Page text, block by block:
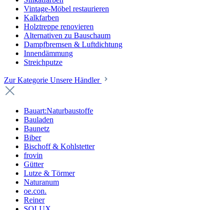
Vintage-Möbel restaurieren
Kalkfarben
Holztreppe renovieren
Alternativen zu Bauschaum
Dampfbremsen & Luftdichtung
Innendämmung
Streichputze
Zur Kategorie Unsere Händler
Bauart:Naturbaustoffe
Bauladen
Baunetz
Biber
Bischoff & Kohlstetter
frovin
Gütter
Lutze & Törmer
Naturanum
oe.con.
Reiner